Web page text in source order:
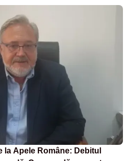
Apele Române: Debitul